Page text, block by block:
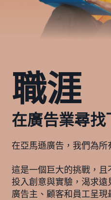
職涯
在廣告業尋找
在亞馬遜廣告，我們為所
這是一個巨大的挑戰，
投入創意與實驗，渴求
廣告主、顧客和員工呈